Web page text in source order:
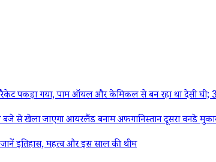
गया, पाम ऑयल और केमिकल से बन रहा था देसी घी; 30
जाएगा आयरलैंड बनाम अफगानिस्तान दूसरा वनडे
इतिहास, महत्व और इस साल की थीम